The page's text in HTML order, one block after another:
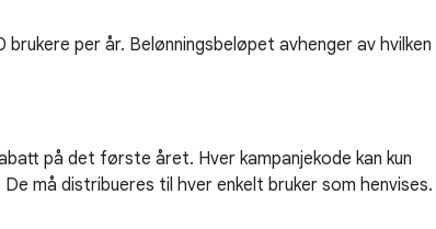
per år. Belønningsbeløpet avhenger av hvilken
på det første året. Hver kampanjekode kan kun
må distribueres til hver enkelt bruker som henvises.